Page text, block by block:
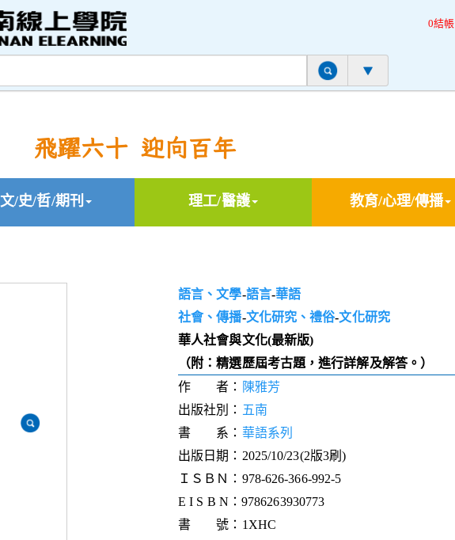
0結帳
飛躍六十 迎向百年
文/史/哲/期刊 理工/醫護 教育/心理/傳播
語言、文學-語言-華語
社會、傳播-文化研究、禮俗-文化研究
華人社會與文化(最新版)
（附：精選歷屆考古題，進行詳解及解答。）
作 者： 陳雅芳
出版社別： 五南
書 系： 華語系列
出版日期：2025/10/23(2版3刷)
ＩＳＢＮ：978-626-366-992-5
E I S B N：9786263930773
書 號：1XHC